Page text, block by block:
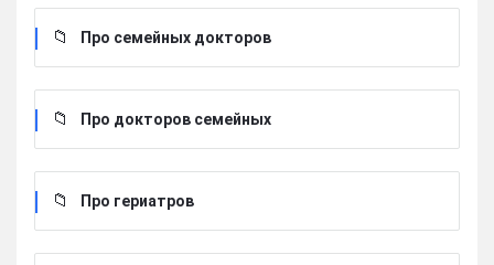
Про семейных докторов
Про докторов семейных
Про гериатров